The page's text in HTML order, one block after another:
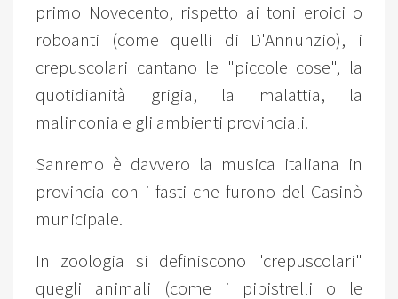
primo Novecento, rispetto ai toni eroici o
roboanti (come quelli di D'Annunzio), i
crepuscolari cantano le "piccole cose", la
quotidianità grigia, la malattia, la
malinconia e gli ambienti provinciali.
Sanremo è davvero la musica italiana in
provincia con i fasti che furono del Casinò
municipale.
In zoologia si definiscono "crepuscolari"
quegli animali (come i pipistrelli o le